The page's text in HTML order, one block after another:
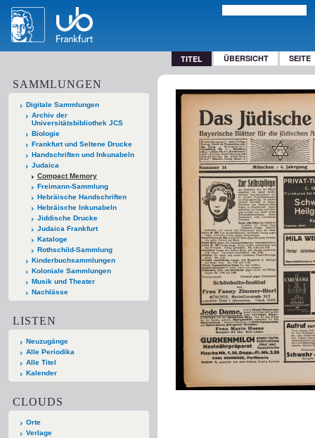
TITEL ÜBERSICHT SEITE
SAMMLUNGEN
Digitale Sammlungen
Archiv der
Universitätsbibliothek JCS
Biologie
Frankfurt und Seltene Drucke
Handschriften und Inkunabeln
Judaica
Compact Memory
Freimann-Sammlung
Hebräische Handschriften
Hebräische Inkunabeln
Jiddische Drucke
Judaica Frankfurt
Kataloge
Rothschild-Sammlung
Kinderbuchsammlungen
Koloniale Sammlungen
Musik und Theater
Nachlässe
LISTEN
Neuzugänge
Alle Periodika
Alle Titel
Kalender
CLOUDS
Orte
Verlage